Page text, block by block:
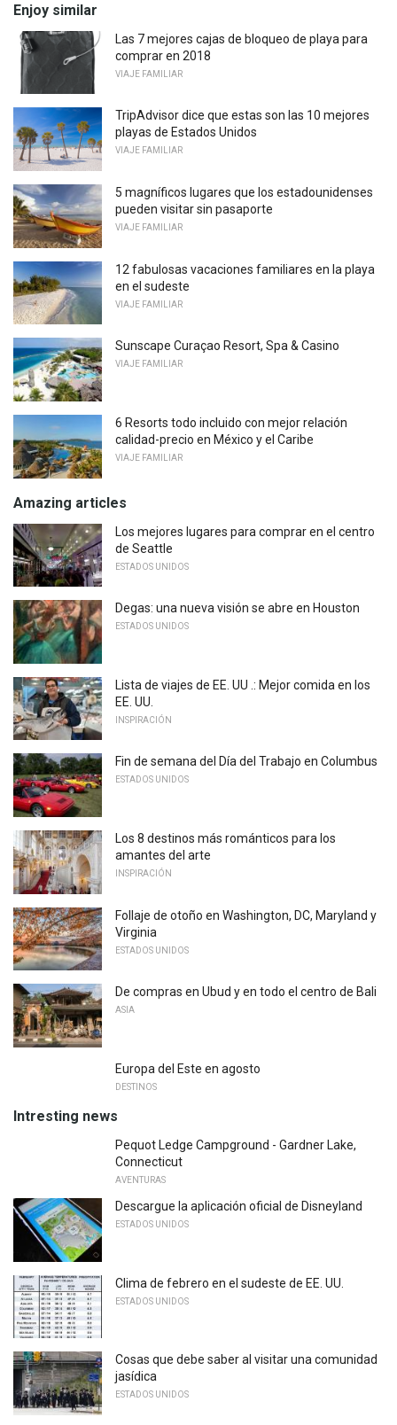
Enjoy similar
Las 7 mejores cajas de bloqueo de playa para
comprar en 2018
VIAJE FAMILIAR
TripAdvisor dice que estas son las 10 mejores
playas de Estados Unidos
VIAJE FAMILIAR
5 magníficos lugares que los estadounidenses
pueden visitar sin pasaporte
VIAJE FAMILIAR
12 fabulosas vacaciones familiares en la playa
en el sudeste
VIAJE FAMILIAR
Sunscape Curaçao Resort, Spa & Casino
VIAJE FAMILIAR
6 Resorts todo incluido con mejor relación
calidad-precio en México y el Caribe
VIAJE FAMILIAR
Amazing articles
Los mejores lugares para comprar en el centro
de Seattle
ESTADOS UNIDOS
Degas: una nueva visión se abre en Houston
ESTADOS UNIDOS
Lista de viajes de EE. UU .: Mejor comida en los
EE. UU.
INSPIRACIÓN
Fin de semana del Día del Trabajo en Columbus
ESTADOS UNIDOS
Los 8 destinos más románticos para los
amantes del arte
INSPIRACIÓN
Follaje de otoño en Washington, DC, Maryland y
Virginia
ESTADOS UNIDOS
De compras en Ubud y en todo el centro de Bali
ASIA
Europa del Este en agosto
DESTINOS
Intresting news
Pequot Ledge Campground - Gardner Lake,
Connecticut
AVENTURAS
Descargue la aplicación oficial de Disneyland
ESTADOS UNIDOS
Clima de febrero en el sudeste de EE. UU.
ESTADOS UNIDOS
Cosas que debe saber al visitar una comunidad
jasídica
ESTADOS UNIDOS